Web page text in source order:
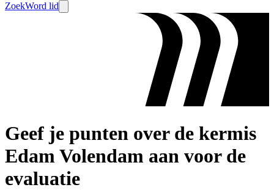
ZoekWord lid
Geef je punten over de kermis
Edam Volendam aan voor de
evaluatie